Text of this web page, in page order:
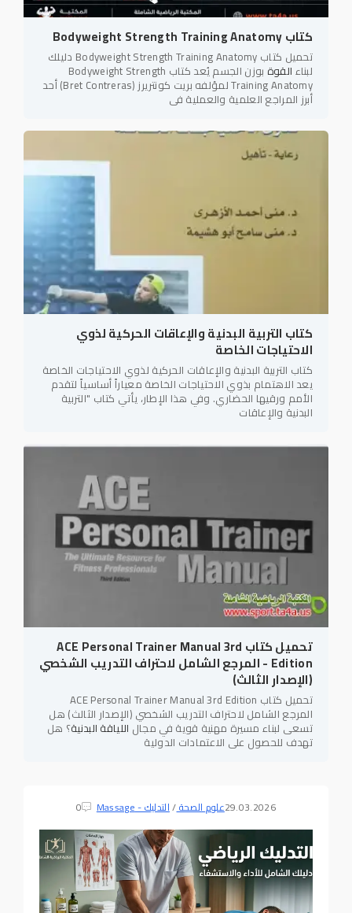
كتاب Bodyweight Strength Training Anatomy
تحميل كتاب Bodyweight Strength Training Anatomy دليلك
لبناء القوة بوزن الجسم يُعد كتاب Bodyweight Strength
Training Anatomy لمؤلفه بريت كونتريرز (Bret Contreras) أحد
أبرز المراجع العلمية والعملية في
كتاب التربية البدنية والإعاقات الحركية لذوي
الاحتياجات الخاصة
كتاب التربية البدنية والإعاقات الحركية لذوي الاحتياجات الخاصة
يعد الاهتمام بذوي الاحتياجات الخاصة معياراً أساسياً لتقدم
الأمم ورقيها الحضاري. وفي هذا الإطار، يأتي كتاب "التربية
البدنية والإعاقات
تحميل كتاب ACE Personal Trainer Manual 3rd
Edition - المرجع الشامل لاحتراف التدريب الشخصي
(الإصدار الثالث)
تحميل كتاب ACE Personal Trainer Manual 3rd Edition
المرجع الشامل لاحتراف التدريب الشخصي (الإصدار الثالث) هل
تسعى لبناء مسيرة مهنية قوية في مجال اللياقة البدنية؟ هل
تهدف للحصول على الاعتمادات الدولية
29.03.2026علوم الصحة/التدليك - Massage 0